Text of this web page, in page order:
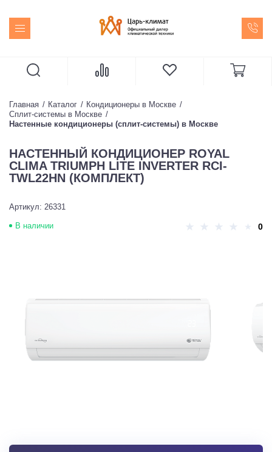
Главная Каталог
Кондиционеры в Москве
Сплит-системы в Москве
Настенные кондиционеры (сплит-системы) в Москве
НАСТЕННЫЙ КОНДИЦИОНЕР ROYAL
CLIMA TRIUMPH LITE INVERTER RCI-
TWL22HN (КОМПЛЕКТ)
Артикул: 26331
В наличии 0